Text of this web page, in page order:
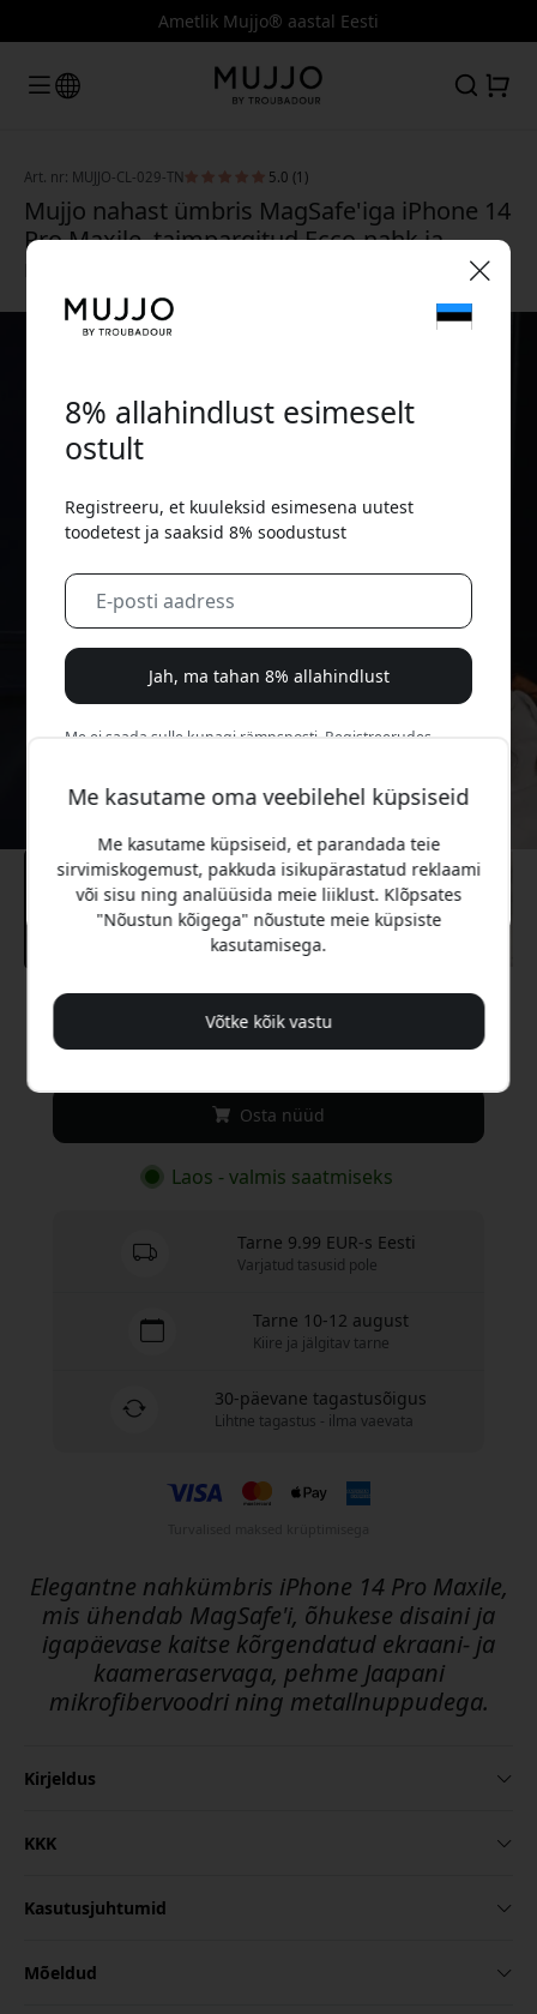
Ametlik Mujjo® aastal Eesti
Art. nr: MUJJO-CL-029-TN 5.0 (1)
Mujjo nahast ümbris MagSafe'iga iPhone 14
Pro Maxile, taimpargitud Ecco-nahk ja
Soovitatav hind
29.99 EUR
Osta nüüd
Laos - valmis saatmiseks
Tarne 9.99 EUR-s Eesti
Varjatud tasusid pole
Tarne 10-12 august
Kiire ja jälgitav tarne
30-päevane tagastusõigus
Lihtne tagastus - ilma vaevata
Elegantne nahkümbris iPhone 14 Pro Maxile,
mis ühendab MagSafe'i, õhukese disaini ja
igapäevase kaitse kõrgendatud ekraani- ja
kaameraservaga, pehme Jaapani
mikrofibervoodri ning metallnuppudega.
Kirjeldus
KKK
Kasutusjuhtumid
Mõeldud
Me kasutame oma veebilehel küpsiseid
Me kasutame küpsiseid, et parandada teie
sirvimiskogemust, pakkuda isikupärastatud reklaami
või sisu ning analüüsida meie liiklust. Klõpsates
"Nõustun kõigega" nõustute meie küpsiste
kasutamisega.
Võtke kõik vastu
8% allahindlust esimeselt
ostult
Registreeru, et kuuleksid esimesena uutest
toodetest ja saaksid 8% soodustust
Jah, ma tahan 8% allahindlust
Me ei saada sulle kunagi rämpsposti. Registreerudes
sarjade ja eripakkumistega.
Ei, ma eelistaksin täishinda maksta.
🎉 Sinu sooduskood:
Kasuta seda koodi kassas, et saada 8%
allahindlust.